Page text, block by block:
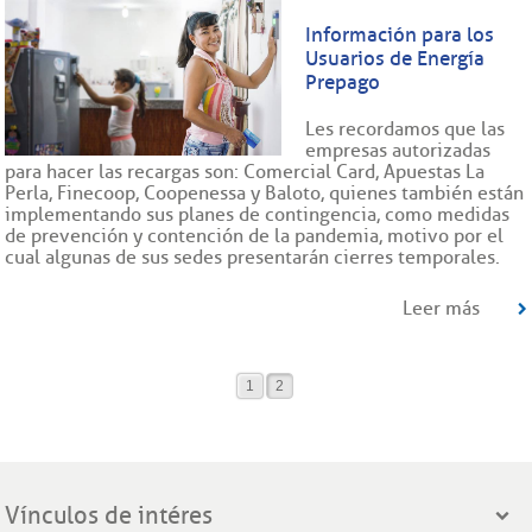
Información para los
Usuarios de Energía
Prepago
Les recordamos que las
empresas autorizadas
para hacer las recargas son: Comercial Card, Apuestas La
Perla, Finecoop, Coopenessa y Baloto, quienes también están
implementando sus planes de contingencia, como medidas
de prevención y contención de la pandemia, motivo por el
cual algunas de sus sedes presentarán cierres temporales.
Leer más
1 2
Vínculos de intéres